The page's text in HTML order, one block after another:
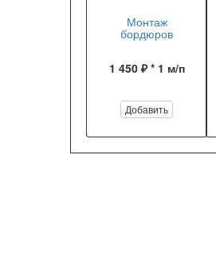
Монтаж
бордюров
1 450 ₽ * 1 м/п
Добавить